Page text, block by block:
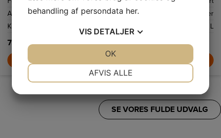
Antal kopper
12 kopper
Kapacitet
1,2 L
799,-
SE VORES FULDE UDVALG
behandling af persondata her.
VIS DETALJER
STATISTIK
AFVIS ALLE
OK